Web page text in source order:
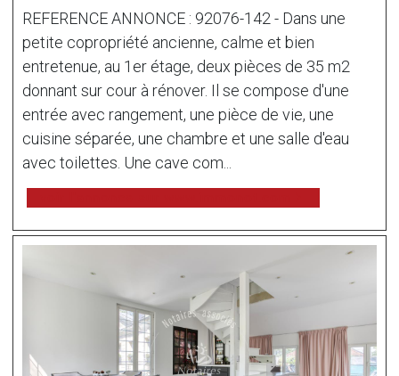
REFERENCE ANNONCE : 92076-142 - Dans une
petite copropriété ancienne, calme et bien
entretenue, au 1er étage, deux pièces de 35 m2
donnant sur cour à rénover. Il se compose d'une
entrée avec rangement, une pièce de vie, une
cuisine séparée, une chambre et une salle d'eau
avec toilettes. Une cave com...